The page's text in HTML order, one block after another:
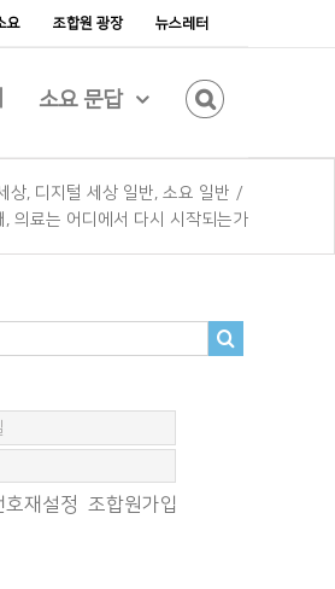
요 조합원 광장 뉴스레터
소요 문답
상, 디지털 세상 일반, 소요 일반 /
의료는 어디에서 다시 시작되는가
호재설정 조합원가입